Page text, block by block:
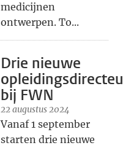
medicijnen
ontwerpen. To...
Drie nieuwe
bij FWN
22 augustus 2024
Vanaf 1 september
starten drie nieuwe